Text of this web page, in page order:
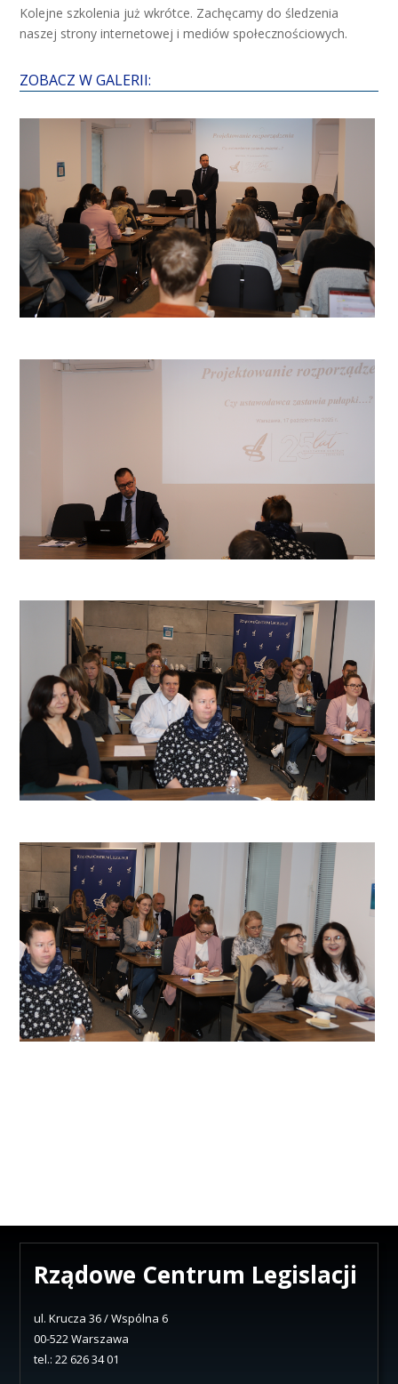
Kolejne szkolenia już wkrótce. Zachęcamy do śledzenia
naszej strony internetowej i mediów społecznościowych.
ZOBACZ W GALERII:
Rządowe Centrum Legislacji
ul. Krucza 36 / Wspólna 6
00-522 Warszawa
tel.: 22 626 34 01